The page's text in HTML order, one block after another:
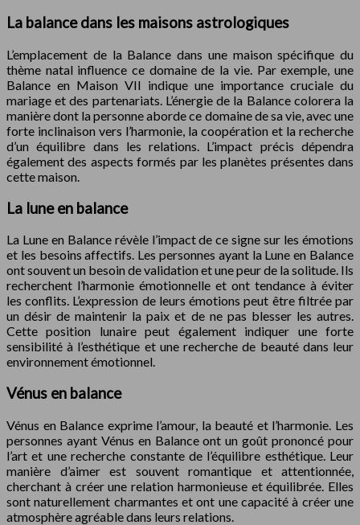
La balance dans les maisons astrologiques
L’emplacement de la Balance dans une maison spécifique du
thème natal influence ce domaine de la vie. Par exemple, une
Balance en Maison VII indique une importance cruciale du
mariage et des partenariats. L’énergie de la Balance colorera la
manière dont la personne aborde ce domaine de sa vie, avec une
forte inclinaison vers l’harmonie, la coopération et la recherche
d’un équilibre dans les relations. L’impact précis dépendra
également des aspects formés par les planètes présentes dans
cette maison.
La lune en balance
La Lune en Balance révèle l’impact de ce signe sur les émotions
et les besoins affectifs. Les personnes ayant la Lune en Balance
ont souvent un besoin de validation et une peur de la solitude. Ils
recherchent l’harmonie émotionnelle et ont tendance à éviter
les conflits. L’expression de leurs émotions peut être filtrée par
un désir de maintenir la paix et de ne pas blesser les autres.
Cette position lunaire peut également indiquer une forte
sensibilité à l’esthétique et une recherche de beauté dans leur
environnement émotionnel.
Vénus en balance
Vénus en Balance exprime l’amour, la beauté et l’harmonie. Les
personnes ayant Vénus en Balance ont un goût prononcé pour
l’art et une recherche constante de l’équilibre esthétique. Leur
manière d’aimer est souvent romantique et attentionnée,
cherchant à créer une relation harmonieuse et équilibrée. Elles
sont naturellement charmantes et ont une capacité à créer une
atmosphère agréable dans leurs relations.